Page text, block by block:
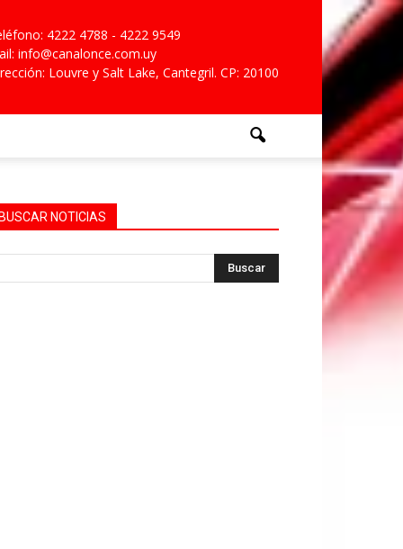
4222 4788 - 4222 9549
info@canalonce.com.uy
Louvre y Salt Lake, Cantegril. CP: 20100
BUSCAR NOTICIAS